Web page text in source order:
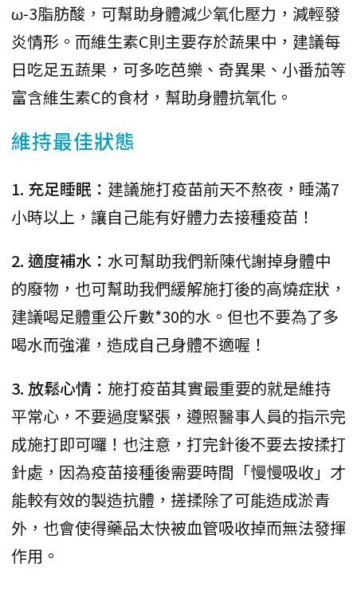
ω-3脂肪酸，可幫助身體減少氧化壓力，減輕發
炎情形。而維生素C則主要存於蔬果中，建議每
日吃足五蔬果，可多吃芭樂、奇異果、小番茄等
富含維生素C的食材，幫助身體抗氧化。
維持最佳狀態
1. 充足睡眠： 建議施打疫苗前天不熬夜，睡滿7
小時以上，讓自己能有好體力去接種疫苗！
2. 適度補水： 水可幫助我們新陳代謝掉身體中
的廢物，也可幫助我們緩解施打後的高燒症狀，
建議喝足體重公斤數*30的水。但也不要為了多
喝水而強灌，造成自己身體不適喔！
3. 放鬆心情： 施打疫苗其實最重要的就是維持
平常心，不要過度緊張，遵照醫事人員的指示完
成施打即可囉！也注意，打完針後不要去按揉打
針處，因為疫苗接種後需要時間「慢慢吸收」才
能較有效的製造抗體，搓揉除了可能造成淤青
外，也會使得藥品太快被血管吸收掉而無法發揮
作用。